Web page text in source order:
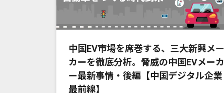
中国EV市場を席巻する、三大新興メー
カーを徹底分析。脅威の中国EVメーカ
ー最新事情・後編【中国デジタル企業
最前線】